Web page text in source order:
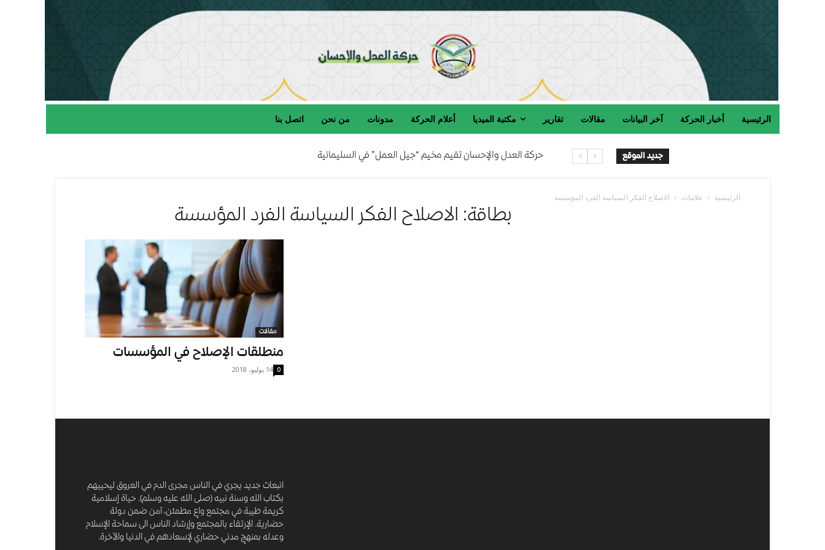
الرئيسية أخبار الحركة آخر البيانات مقالات تقارير مكتبة الميديا أعلام الحركة مدونات من نحن اتصل بنا
جديد الموقع حركة العدل والإحسان تقيم مخيم “جيل العمل” في السليمانية
الرئيسية علامات الاصلاح الفكر السياسة الفرد المؤسسة
بطاقة: الاصلاح الفكر السياسة الفرد المؤسسة
مقالات
منطلقات الإصلاح في المؤسسات
14 يوليو، 2018 0
انبعاث جديد يجري في الناس مجرى الدم في العروق ليحييهم
بكتاب الله وسنة نبيه (صلى الله عليه وسلم). حياة إسلامية
كريمة طيبة في مجتمع واعٍ مطمئن، آمن ضمن دولة
حضارية. الإرتقاء بالمجتمع وإرشاد الناس الى سماحة الإسلام
وعدله بمنهجٍ مدني حضاري لإسعادهم في الدنيا والآخرة.